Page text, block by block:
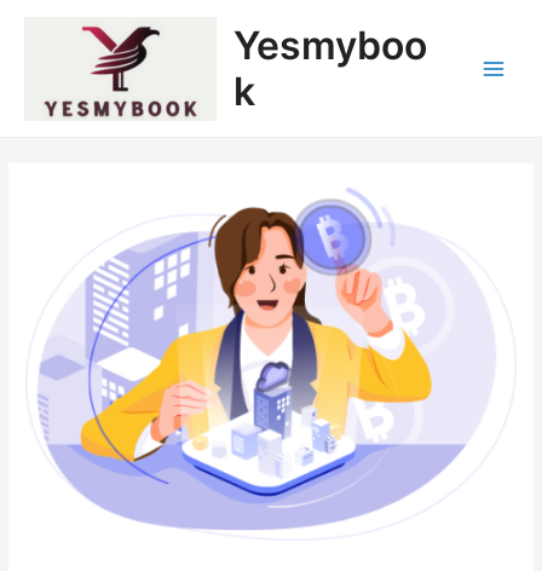
Yesmyboo
k
Menu